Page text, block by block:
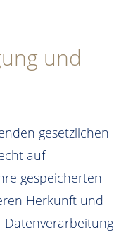
und
gesetzlichen
auf
gespeicherten
Herkunft und
Datenverarbeitung